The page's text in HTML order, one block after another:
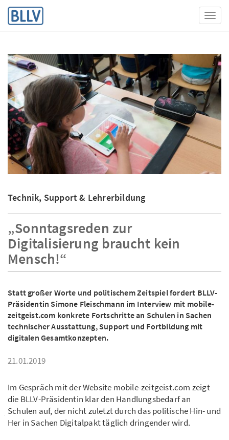
Technik, Support & Lehrerbildung
„Sonntagsreden zur
Digitalisierung braucht kein
Mensch!“
Statt großer Worte und politischem Zeitspiel fordert BLLV-
Präsidentin Simone Fleischmann im Interview mit mobile-
zeitgeist.com konkrete Fortschritte an Schulen in Sachen
technischer Ausstattung, Support und Fortbildung mit
digitalen Gesamtkonzepten.
21.01.2019
Im Gespräch mit der Website mobile-zeitgeist.com zeigt
die BLLV-Präsidentin klar den Handlungsbedarf an
Schulen auf, der nicht zuletzt durch das politische Hin- und
Her in Sachen Digitalpakt täglich dringender wird.